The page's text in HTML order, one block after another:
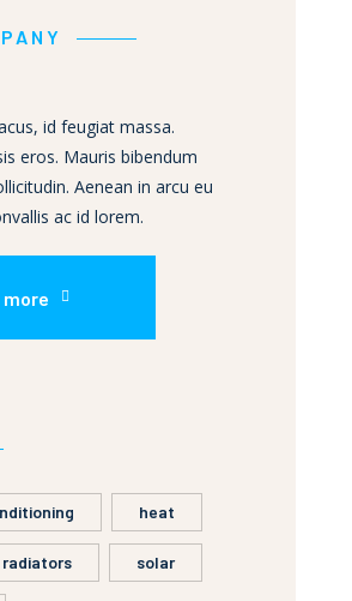
id feugiat massa.
eros. Mauris bibendum
Aenean in arcu eu
ac id lorem.
more
heat
radiators solar